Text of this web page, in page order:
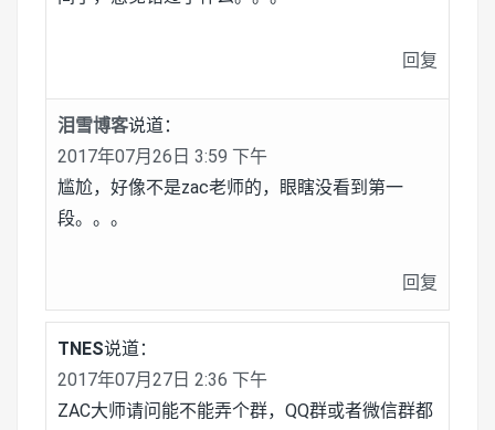
回复
泪雪博客说道：
2017年07月26日 3:59 下午
尴尬，好像不是zac老师的，眼瞎没看到第一
段。。。
回复
TNES说道：
2017年07月27日 2:36 下午
ZAC大师请问能不能弄个群，QQ群或者微信群都